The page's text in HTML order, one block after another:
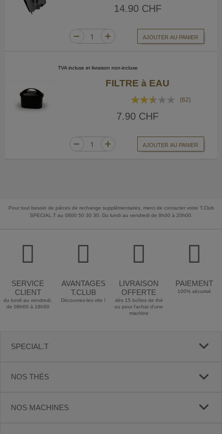
14.90 CHF
AJOUTER AU PANIER
FILTRE à EAU
Rating:
51%
(62)
7.90 CHF
TVA incluse et livraison non-incluse
AJOUTER AU PANIER
Pour tout besoin de pièces de rechange supplémentaires, merci de contacter votre T.Club
SPECIAL.T au 0800 50 30 30. Du lundi au vendredi de 8h00 à 20h00.
SERVICE
CLIENT
du lundi au vendredi,
de 08h00 à 18h00
AVANTAGES
T.CLUB
Découvrez-les vite !
LIVRAISON
OFFERTE
dès 15 boîtes de thé
ou pour l'achat d'une
machine
PAIEMENT
100% sécurisé
SPECIAL.T
NOS THÉS
NOS MACHINES